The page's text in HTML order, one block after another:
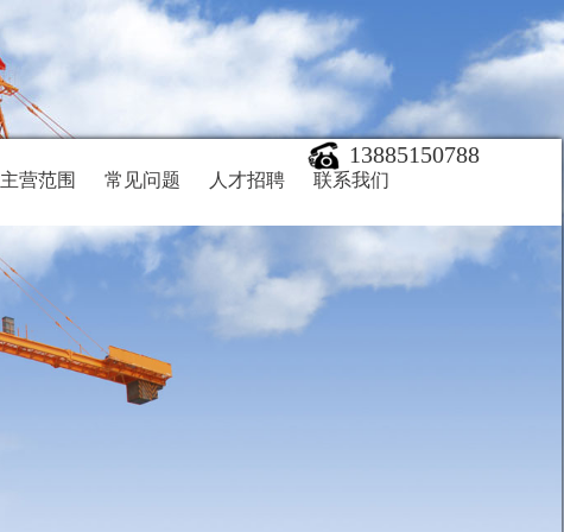
主营范围 常见问题 人才招聘 联系我们
13885150788